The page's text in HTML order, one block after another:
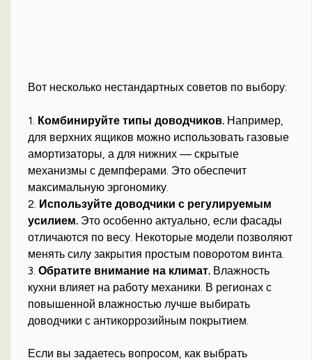
Вот несколько нестандартных советов по выбору:
1. Комбинируйте типы доводчиков. Например,
для верхних ящиков можно использовать газовые
амортизаторы, а для нижних — скрытые
механизмы с демпферами. Это обеспечит
максимальную эргономику.
2. Используйте доводчики с регулируемым
усилием. Это особенно актуально, если фасады
отличаются по весу. Некоторые модели позволяют
менять силу закрытия простым поворотом винта.
3.Обратите внимание на климат. Влажность
кухни влияет на работу механики. В регионах с
повышенной влажностью лучше выбирать
доводчики с антикоррозийным покрытием.
Если вы задаетесь вопросом, как выбрать